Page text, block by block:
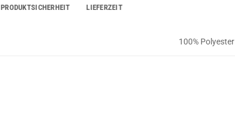
PRODUKTSICHERHEIT LIEFERZEIT
100% Polyester